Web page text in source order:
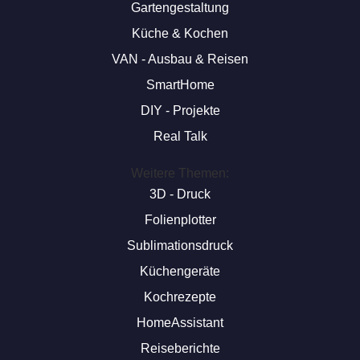
Gartengestaltung
Küche & Kochen
VAN - Ausbau & Reisen
SmartHome
DIY - Projekte
Real Talk
Weitere Themen:
3D - Druck
Folienplotter
Sublimationsdruck
Küchengeräte
Kochrezepte
HomeAssistant
Reiseberichte